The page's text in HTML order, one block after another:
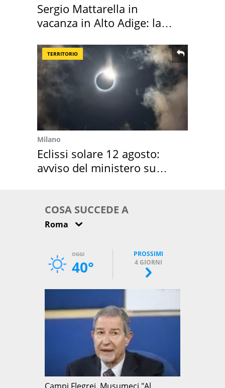
Sergio Mattarella in
vacanza in Alto Adige: la
TERRITORIO
Milano
Eclissi solare 12 agosto:
avviso del ministero su